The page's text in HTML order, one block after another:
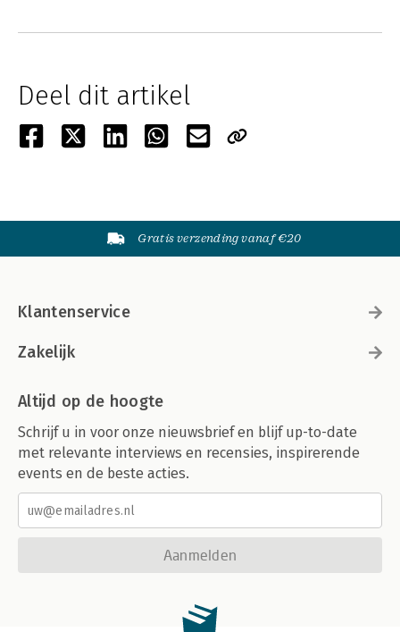
Deel dit artikel
Gratis verzending vanaf €20
Klantenservice
Zakelijk
Altijd op de hoogte
Schrijf u in voor onze nieuwsbrief en blijf up-to-date
met relevante interviews en recensies, inspirerende
events en de beste acties.
Aanmelden